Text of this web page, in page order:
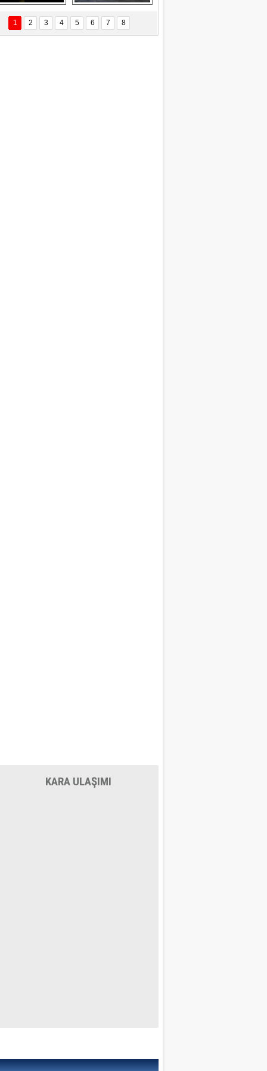
ÖZYANIK
Değişti?
Delta uçağına
yıldırım çarptı
Ford Focus RS
(2015)
1 2 3 4 5 6 7 8
KARA ULAŞIMI